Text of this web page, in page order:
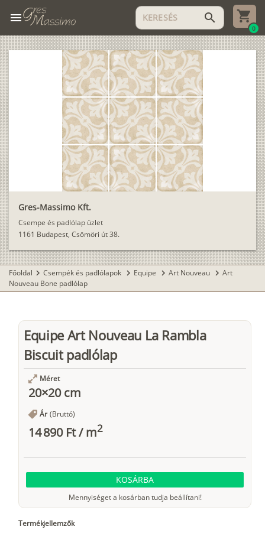
menu search
0
Gres-Massimo Kft.
Csempe és padlólap üzlet
1161 Budapest, Csömöri út 38.
Főoldal chevron_right Csempék és padlólapok chevron_right Equipe chevron_right Art Nouveau chevron_right Art
Nouveau Bone padlólap
Equipe Art Nouveau La Rambla
Biscuit padlólap
Méret
20×20 cm
Ár (Bruttó)
14 890 Ft/m2
KOSÁRBA
Mennyiséget a kosárban tudja beállítani!
Termékjellemzők